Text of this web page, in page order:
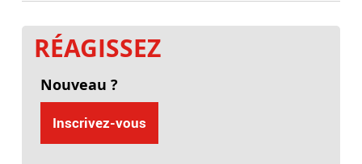
RÉAGISSEZ
Nouveau ?
Inscrivez-vous